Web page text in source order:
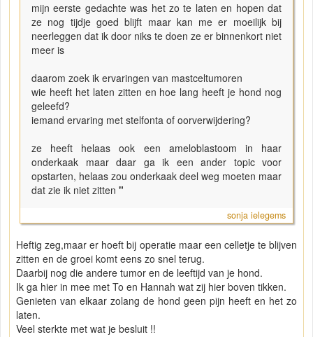
mijn eerste gedachte was het zo te laten en hopen dat
ze nog tijdje goed blijft maar kan me er moeilijk bij
neerleggen dat ik door niks te doen ze er binnenkort niet
meer is
daarom zoek ik ervaringen van mastceltumoren
wie heeft het laten zitten en hoe lang heeft je hond nog
geleefd?
iemand ervaring met stelfonta of oorverwijdering?
ze heeft helaas ook een ameloblastoom in haar
onderkaak maar daar ga ik een ander topic voor
opstarten, helaas zou onderkaak deel weg moeten maar
dat zie ik niet zitten "
sonja ielegems
Heftig zeg,maar er hoeft bij operatie maar een celletje te blijven
zitten en de groei komt eens zo snel terug.
Daarbij nog die andere tumor en de leeftijd van je hond.
Ik ga hier in mee met To en Hannah wat zij hier boven tikken.
Genieten van elkaar zolang de hond geen pijn heeft en het zo
laten.
Veel sterkte met wat je besluit !!